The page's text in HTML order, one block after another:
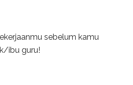
sebelum kamu
ibu guru!